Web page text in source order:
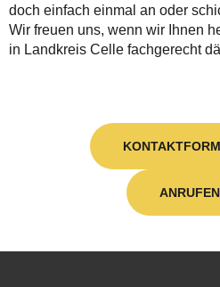
doch einfach einmal an oder
Wir freuen uns, wenn wir Ihnen
in Landkreis Celle fachgerecht
ANRUFEN